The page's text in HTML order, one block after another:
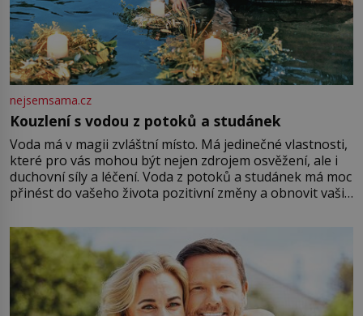
nejsemsama.cz
Kouzlení s vodou z potoků a studánek
Voda má v magii zvláštní místo. Má jedinečné vlastnosti,
které pro vás mohou být nejen zdrojem osvěžení, ale i
duchovní síly a léčení. Voda z potoků a studánek má moc
přinést do vašeho života pozitivní změny a obnovit vaši
můžete obohatit své rituály a přinést do svého života
větší harmonii a klid. Je důležité